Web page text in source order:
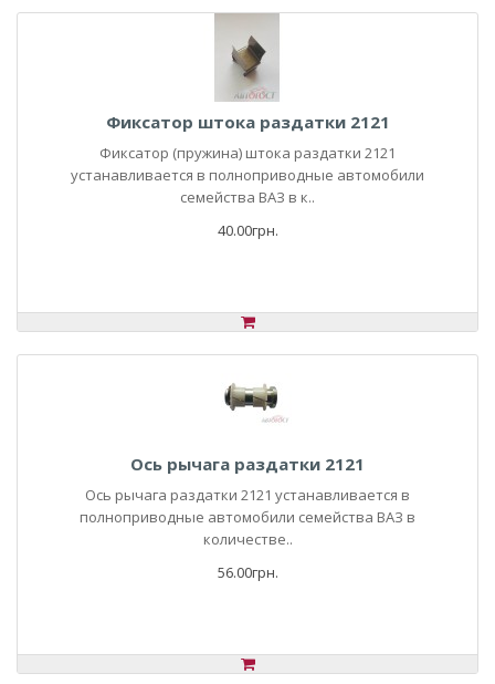
Фиксатор штока раздатки 2121
Фиксатор (пружина) штока раздатки 2121
устанавливается в полноприводные автомобили
семейства ВАЗ в к..
40.00грн.
Ось рычага раздатки 2121
Ось рычага раздатки 2121 устанавливается в
полноприводные автомобили семейства ВАЗ в
количестве..
56.00грн.